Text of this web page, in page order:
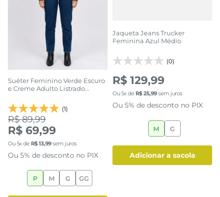
Suéter Feminino Verde Escuro
e Creme Adulto Listrado
(1)
R$ 89,99
R$ 69,99
Ou5x de R$13,99sem juros
Ou 5% de desconto no PIX
P M G GG
Jaqueta Jeans Trucker
Feminina Azul Médio
(0)
R$ 129,99
Ou5x de R$25,99sem juros
Ou 5% de desconto no PIX
M G
adicionar a sacola